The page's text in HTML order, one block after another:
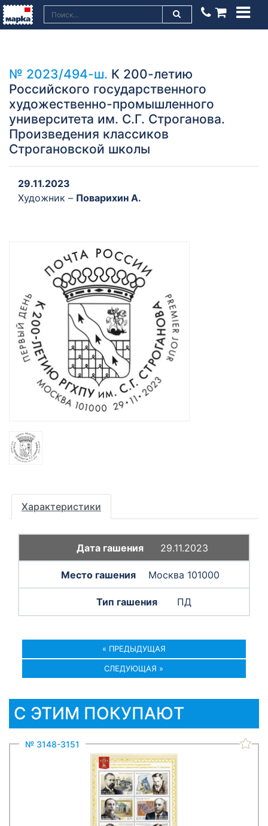
№ 2023/494-ш. К 200-летию
Российского государственного
художественно-промышленного
университета им. С.Г. Строганова.
Произведения классиков
Строгановской школы
29.11.2023
Художник – Поварихин А.
Характеристики
29.11.2023
Москва 101000
ПД
« ПРЕДЫДУЩАЯ
СЛЕДУЮЩАЯ »
С ЭТИМ ПОКУПАЮТ
№ 3148-3151